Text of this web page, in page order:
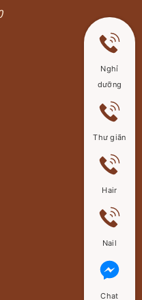
Nghỉ
dưỡng
Thư giãn
Hair
Nail
Chat